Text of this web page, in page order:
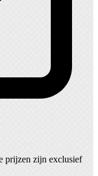
prijzen zijn exclusief